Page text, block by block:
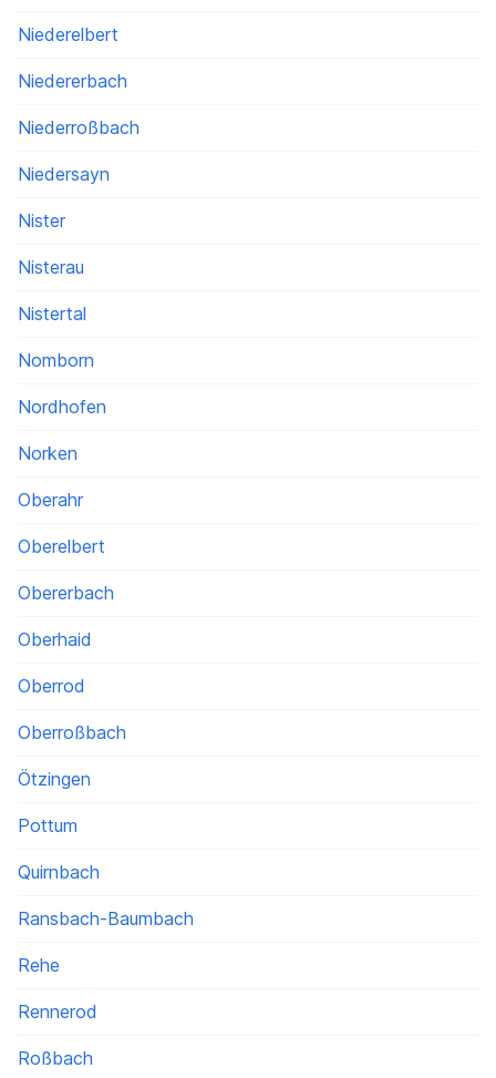
Niederelbert
Niedererbach
Niederroßbach
Niedersayn
Nister
Nisterau
Nistertal
Nomborn
Nordhofen
Norken
Oberahr
Oberelbert
Obererbach
Oberhaid
Oberrod
Oberroßbach
Ötzingen
Pottum
Quirnbach
Ransbach-Baumbach
Rehe
Rennerod
Roßbach